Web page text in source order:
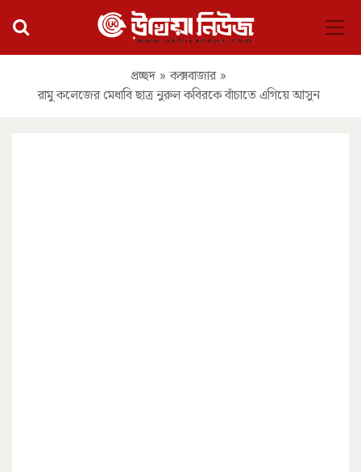
প্রচ্ছদ » কক্সবাজার »
রামু কলেজের মেধাবি ছাত্র নুরুল কবিরকে বাঁচাতে এগিয়ে আসুন